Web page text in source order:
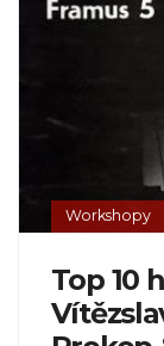
Workshopy
Top 10